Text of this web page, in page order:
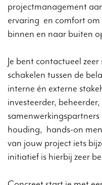
projectmanagement
ervaring en comfort
binnen en naar buiten
Je bent contactueel
schakelen tussen de
interne én externe
investeerder,
houding, hands-on
van jouw project iets
initiatief is hierbij zeer